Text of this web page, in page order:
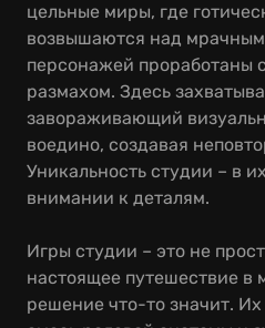
цельные миры, где
возвышаются над
персонажей проработаны
размахом. Здесь
завораживающий
воедино, создавая
Уникальность студии – в
внимании к деталям.
Игры студии – это не
настоящее путешествие в
решение что-то значит.